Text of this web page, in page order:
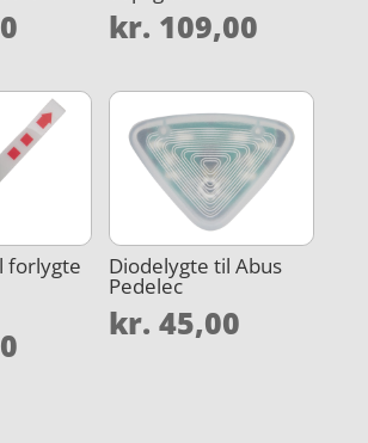
kr. 109,00
forlygte Diodelygte til Abus
Pedelec
kr. 45,00